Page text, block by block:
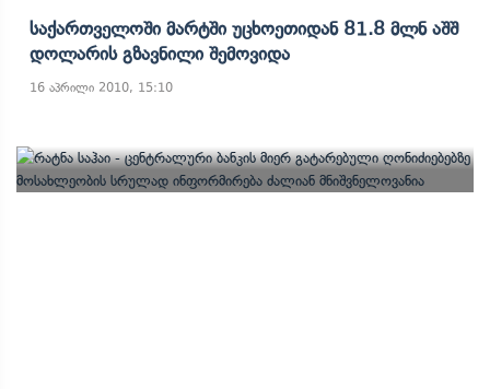
Საქართველოში Მარტში Უცხოეთიდან 81.8 Მლნ Აშშ
Დოლარის Გზავნილი Შემოვიდა
16 აპრილი 2010, 15:10